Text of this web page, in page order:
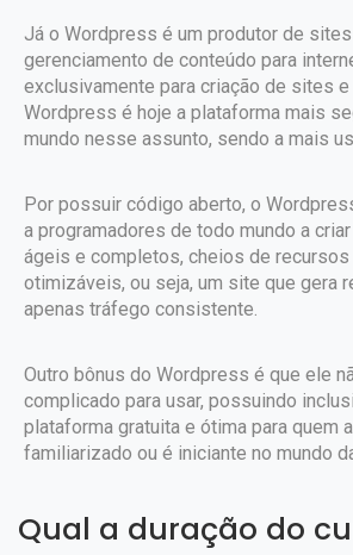
Já o Wordpress é um produtor de
gerenciamento de conteúdo para
exclusivamente para criação de sites
Wordpress é hoje a plataforma mais
mundo nesse assunto, sendo a mais
Por possuir código aberto, o
a programadores de todo mundo a
ágeis e completos, cheios de recursos
otimizáveis, ou seja, um site que gera
apenas tráfego consistente.
Outro bônus do Wordpress é que ele
complicado para usar, possuindo
plataforma gratuita e ótima para quem
familiarizado ou é iniciante no mundo
Qual a duração do